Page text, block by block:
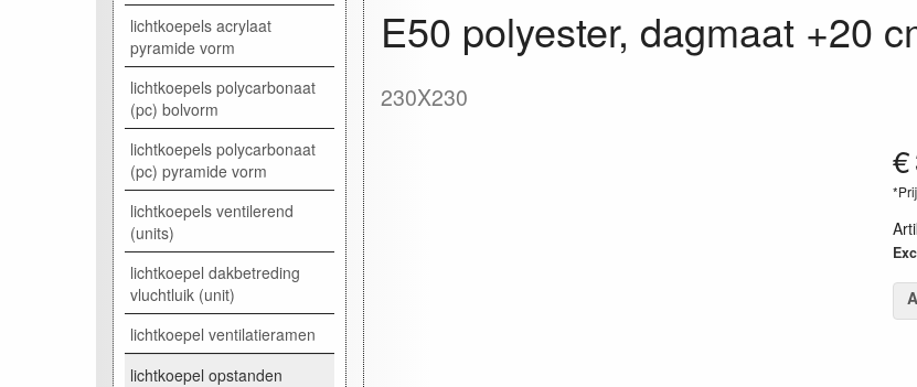
lichtkoepels acrylaat
pyramide vorm
lichtkoepels polycarbonaat
(pc) bolvorm
lichtkoepels polycarbonaat
(pc) pyramide vorm
lichtkoepels ventilerend
(units)
lichtkoepel dakbetreding
vluchtluik (unit)
lichtkoepel ventilatieramen
lichtkoepel opstanden
E50 polyester, dagmaat +20
230X230
€